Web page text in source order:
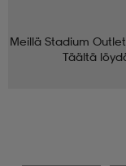
Meillä Stadium
Täältä